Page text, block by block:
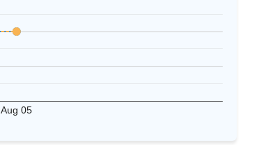
Aug 05